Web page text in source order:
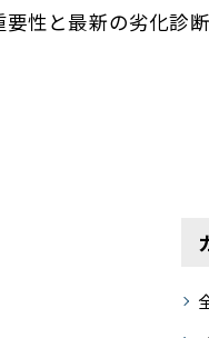
性と最新の劣化診